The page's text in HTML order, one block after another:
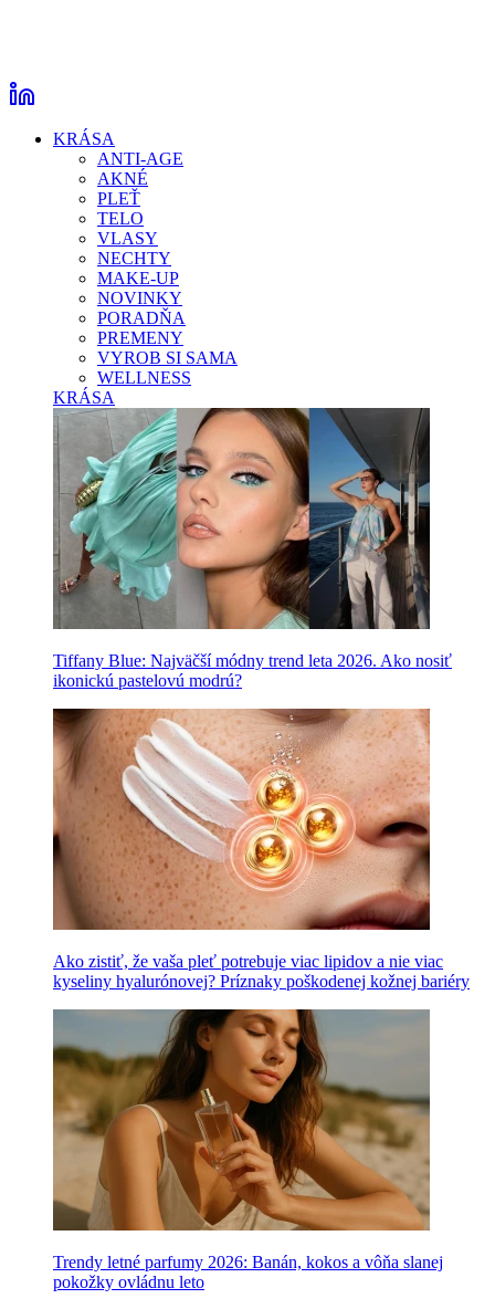
KRÁSA
ANTI-AGE
AKNÉ
PLEŤ
TELO
VLASY
NECHTY
MAKE-UP
NOVINKY
PORADŇA
PREMENY
VYROB SI SAMA
WELLNESS
KRÁSA
Tiffany Blue: Najväčší módny trend leta 2026. Ako nosiť
ikonickú pastelovú modrú?
Ako zistiť, že vaša pleť potrebuje viac lipidov a nie viac
kyseliny hyalurónovej? Príznaky poškodenej kožnej bariéry
Trendy letné parfumy 2026: Banán, kokos a vôňa slanej
pokožky ovládnu leto